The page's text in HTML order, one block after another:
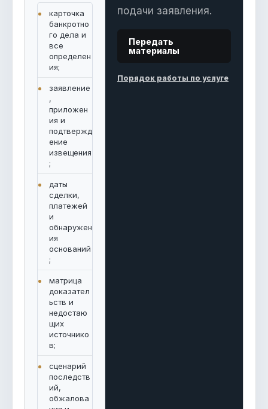
карточка
банкротно
го дела и
все
определен
ия;
заявление
,
приложен
ия и
подтвержд
ение
извещения
;
даты
сделки,
платежей
и
обнаружен
ия
оснований
;
матрица
доказател
ьств и
недостаю
щих
источнико
в;
сценарий
последств
ий,
обжалова
подачи заявления.
Передать
материалы
Порядок работы по услуге